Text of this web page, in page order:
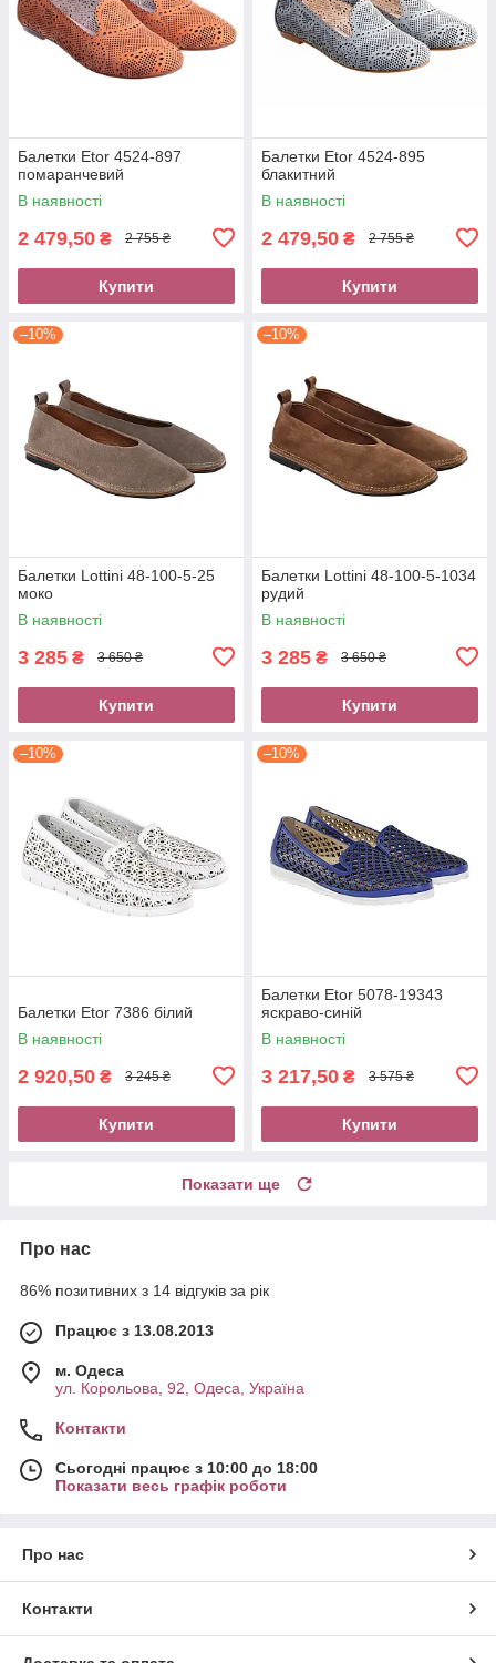
Балетки Etor 4524-897
помаранчевий
В наявності
2 479,50 ₴ 2 755 ₴
Купити
Балетки Etor 4524-895
блакитний
В наявності
2 479,50 ₴ 2 755 ₴
Купити
–10%
Балетки Lottini 48-100-5-25
моко
В наявності
3 285 ₴ 3 650 ₴
Купити
–10%
Балетки Lottini 48-100-5-1034
рудий
В наявності
3 285 ₴ 3 650 ₴
Купити
–10%
Балетки Etor 7386 білий
В наявності
2 920,50 ₴ 3 245 ₴
Купити
–10%
Балетки Etor 5078-19343
яскраво-синій
В наявності
3 217,50 ₴ 3 575 ₴
Купити
Показати ще
Про нас
86% позитивних з 14 відгуків за рік
Працює з 13.08.2013
м. Одеса
ул. Корольова, 92, Одеса, Україна
Контакти
Сьогодні працює з 10:00 до 18:00
Показати весь графік роботи
Про нас
Контакти